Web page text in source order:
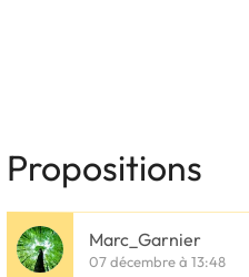
Propositions
Marc_Garnier
07 décembre à 13:48